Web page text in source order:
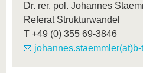
Dr. rer. pol. Johannes
Referat Strukturwandel
T +49 (0) 355 69-3846